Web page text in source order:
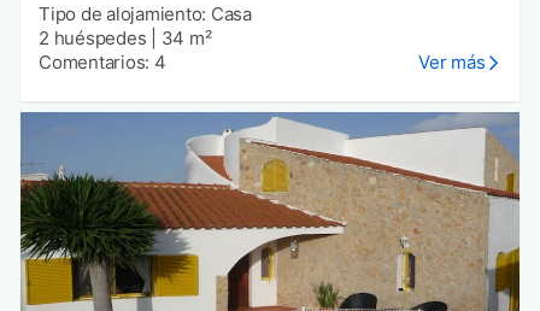
Tipo de alojamiento: Casa
2 huéspedes
34 m²
Comentarios: 4
Ver más